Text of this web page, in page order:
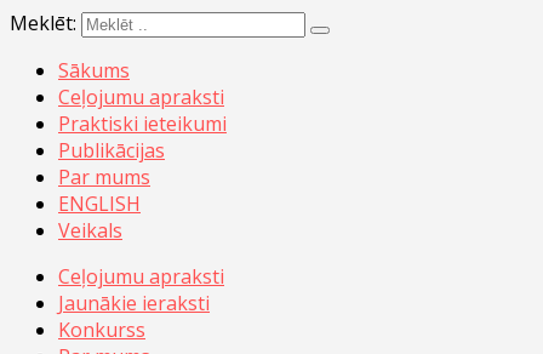
Meklēt:
Sākums
Ceļojumu apraksti
Praktiski ieteikumi
Publikācijas
Par mums
ENGLISH
Veikals
Ceļojumu apraksti
Jaunākie ieraksti
Konkurss